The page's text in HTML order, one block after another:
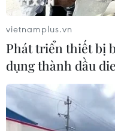
vietnamplus.vn
Phát triển thiết bị
dụng thành dầu